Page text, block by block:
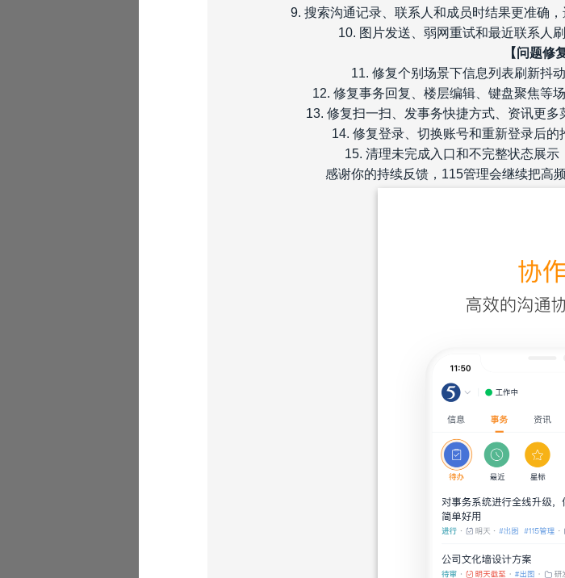
9. 搜索沟通记录、联系人和成员时结果更准确
10. 图片发送、弱网重试和最近联系人
【问题修
11. 修复个别场景下信息列表刷新抖
12. 修复事务回复、楼层编辑、键盘聚焦等
13. 修复扫一扫、发事务快捷方式、资讯更
14. 修复登录、切换账号和重新登录后
15. 清理未完成入口和不完整状态展
感谢你的持续反馈，115管理会继续把高